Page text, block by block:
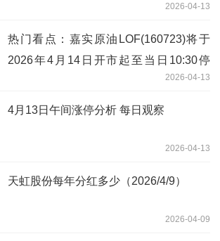
2026-04-13
热门看点：嘉实原油LOF(160723)将于
2026年4月14日开市起至当日10:30停
牌，自2026年4月14日10:30复牌 停牌期
间赎回业务照常办理
2026-04-13
4月13日午间涨停分析 每日观察
2026-04-13
天虹股份每年分红多少（2026/4/9）
2026-04-09